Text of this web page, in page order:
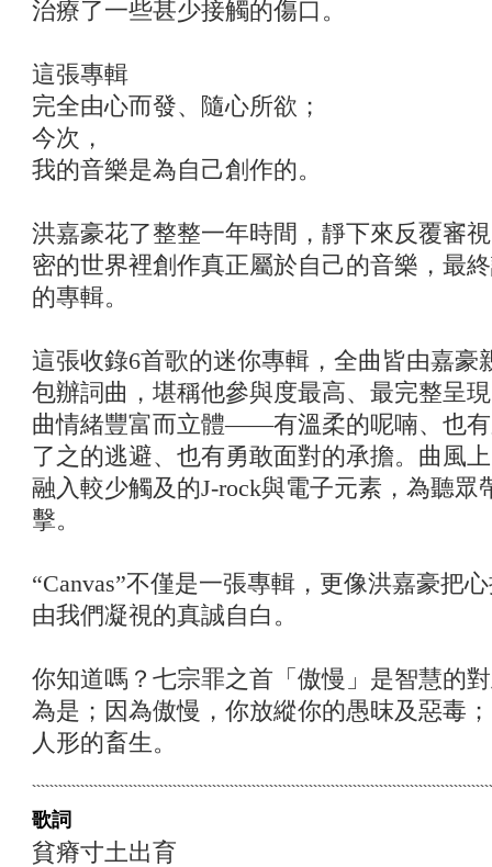
治療了一些甚少接觸的傷口。
這張專輯
完全由心而發、隨心所欲；
今次，
我的音樂是為自己創作的。
洪嘉豪花了整整一年時間，靜下來反覆審
密的世界裡創作真正屬於自己的音樂，最
的專輯。
這張收錄6首歌的迷你專輯，全曲皆由嘉豪
包辦詞曲，堪稱他參與度最高、最完整呈
曲情緒豐富而立體——有溫柔的呢喃、也
了之的逃避、也有勇敢面對的承擔。曲風
融入較少觸及的J-rock與電子元素，為聽眾
擊。
“Canvas”不僅是一張專輯，更像洪嘉豪把
由我們凝視的真誠自白。
你知道嗎？七宗罪之首「傲慢」是智慧的
為是；因為傲慢，你放縱你的愚昩及惡毒
人形的畜生。
歌詞
貧瘠寸土出育